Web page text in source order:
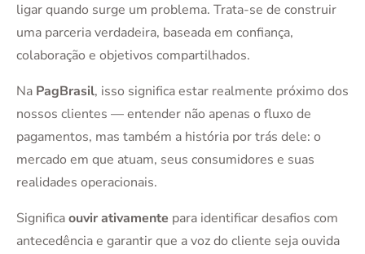
ligar quando surge um problema. Trata-se de construir
uma parceria verdadeira, baseada em confiança,
colaboração e objetivos compartilhados.
Na PagBrasil, isso significa estar realmente próximo dos
nossos clientes — entender não apenas o fluxo de
pagamentos, mas também a história por trás dele: o
mercado em que atuam, seus consumidores e suas
realidades operacionais.
Significaouvir ativamente para identificar desafios com
antecedência e garantir que a voz do cliente seja ouvida